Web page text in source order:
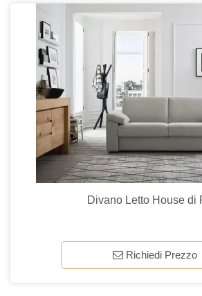
Divano Letto House di
Richiedi Prezzo